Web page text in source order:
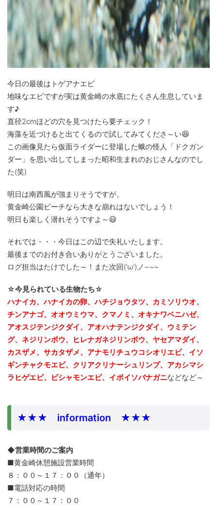
今日の最後はトゲアナエビ
地味なエビですが実は黄金崎の水底にたくさん生息していま
す♪
直径2cmほどの穴を見つけたら要チェック！
海藻を近づけると出てくるので試してみてくださ～い😆
この画像見たら仮面ライダーに登場した蛾の怪人「ドクガン
ダー」を思い出してしまった昭和生まれのおじさんなのでし
た(笑)
明日は南西風が強まりそうですが、
黄金崎公園ビーチなら大きな崩れはないでしょう！
明日も楽しく潜れそうですよ～😃
それでは・・・今日はこの辺で失礼いたします。
最後までのお付き合いありがとうございました。
ログ担当はたけでした～！また次回('ω')ノ~~~
☆今見られている生物たち☆
ハナイカ、ハナイカの卵、ハチジョウタツ、カミソリウオ、
チンアナゴ、オオウミウマ、クマノミ、 オキナワベニハゼ、
アオスジテンジクダイ、アオハナテンジクダイ、ウミテン
グ、ネジリンボウ、ヒレナガネジリンボウ、ヤセアマダイ、
カスザメ、サカタザメ、アナモリチュウコシオリエビ、イソ
ギンチャクモエビ、クリアクリナーシュリンプ、アカシマシ
ラヒゲエビ、ビシャモンエビ、イボイソバナガニなどなど～
★★★ information ★★★
◆営業時間のご案内
■黄金崎休憩施設営業時間
８：００～１７：００（通年）
■電話対応の時間
７：００～１７：００